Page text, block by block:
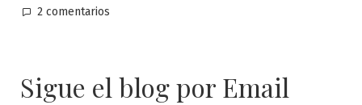
2 comentarios
Sigue el blog por Email